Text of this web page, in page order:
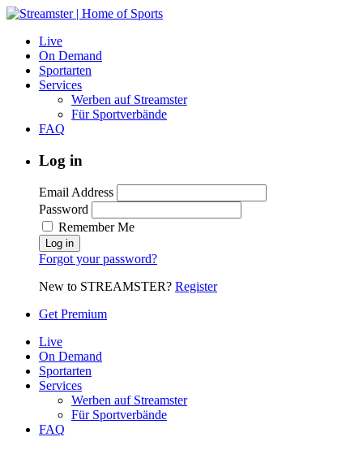
Live
On Demand
Sportarten
Services
Werben auf Streamster
Für Sportverbände
FAQ
Log in
Email Address
Password
Remember Me
Forgot your password?
New to STREAMSTER? Register
Get Premium
Live
On Demand
Sportarten
Services
Werben auf Streamster
Für Sportverbände
FAQ